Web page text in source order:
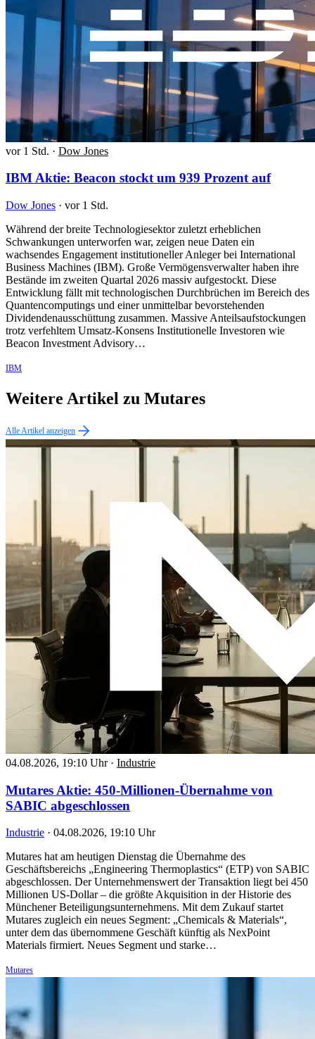
vor 1 Std. · Dow Jones
IBM Aktie: Beacon stockt um 939 Prozent auf
Dow Jones · vor 1 Std.
Während der breite Technologiesektor zuletzt erheblichen
Schwankungen unterworfen war, zeigen neue Daten ein
wachsendes Engagement institutioneller Anleger bei International
Business Machines (IBM). Große Vermögensverwalter haben ihre
Bestände im zweiten Quartal 2026 massiv aufgestockt. Diese
Entwicklung fällt mit technologischen Durchbrüchen im Bereich des
Quantencomputings und einer unmittelbar bevorstehenden
Dividendenausschüttung zusammen. Massive Anteilsaufstockungen
trotz verfehltem Umsatz-Konsens Institutionelle Investoren wie
Beacon Investment Advisory…
IBM
Weitere Artikel zu Mutares
Alle Artikel anzeigen
04.08.2026, 19:10 Uhr · Industrie
Mutares Aktie: 450-Millionen-Übernahme von
SABIC abgeschlossen
Industrie · 04.08.2026, 19:10 Uhr
Mutares hat am heutigen Dienstag die Übernahme des
Geschäftsbereichs „Engineering Thermoplastics“ (ETP) von SABIC
abgeschlossen. Der Unternehmenswert der Transaktion liegt bei 450
Millionen US-Dollar – die größte Akquisition in der Historie des
Münchener Beteiligungsunternehmens. Mit dem Zukauf startet
Mutares zugleich ein neues Segment: „Chemicals & Materials“,
unter dem das übernommene Geschäft künftig als NexPoint
Materials firmiert. Neues Segment und starke…
Mutares